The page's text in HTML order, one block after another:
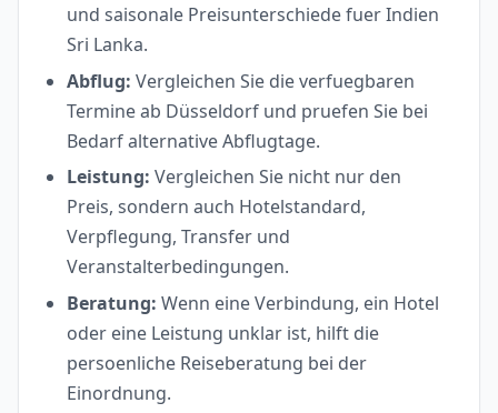
und saisonale Preisunterschiede fuer Indien
Sri Lanka.
Abflug: Vergleichen Sie die verfuegbaren
Termine ab Düsseldorf und pruefen Sie bei
Bedarf alternative Abflugtage.
Leistung: Vergleichen Sie nicht nur den
Preis, sondern auch Hotelstandard,
Verpflegung, Transfer und
Veranstalterbedingungen.
Beratung: Wenn eine Verbindung, ein Hotel
oder eine Leistung unklar ist, hilft die
persoenliche Reiseberatung bei der
Einordnung.